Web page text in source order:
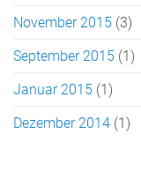
November 2015 (3)
September 2015 (1)
Januar 2015 (1)
Dezember 2014 (1)